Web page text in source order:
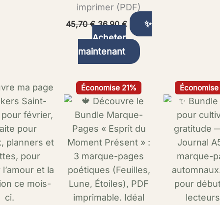
imprimer (PDF)
45,70€ 36,90€
✨
Acheter
maintenant
Ce
produit
a
plusieurs
variations.
Les
options
peuvent
Économise 21%
Le
prix
initial
était :
5,70 €.
Le
prix
actuel
est :
4,49 €.
Le
prix
initial
était :
8,39